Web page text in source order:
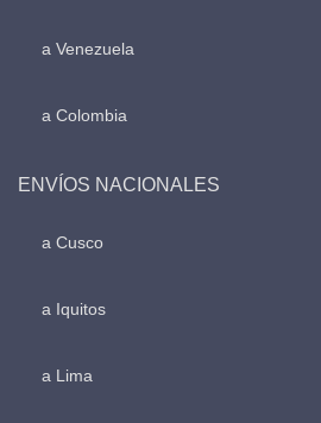
a Venezuela
a Colombia
ENVÍOS NACIONALES
a Cusco
a Iquitos
a Lima